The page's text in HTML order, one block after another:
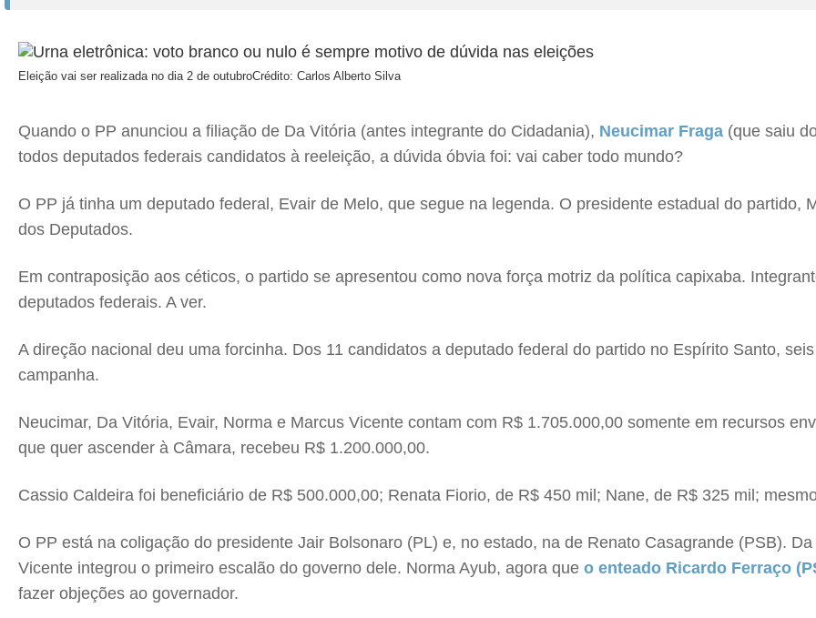
Eleição vai ser realizada no dia 2 de outubroCrédito: Carlos Alberto Silva
Quando o PP anunciou a filiação de Da Vitória (antes integrante do Cidadania), Neucimar Fraga (que saiu
todos deputados federais candidatos à reeleição, a dúvida óbvia foi: vai caber todo mundo?
O PP já tinha um deputado federal, Evair de Melo, que segue na legenda. O presidente estadual do partido,
dos Deputados.
Em contraposição aos céticos, o partido se apresentou como nova força motriz da política capixaba.
deputados federais. A ver.
A direção nacional deu uma forcinha. Dos 11 candidatos a deputado federal do partido no Espírito Santo,
campanha.
Neucimar, Da Vitória, Evair, Norma e Marcus Vicente contam com R$ 1.705.000,00 somente em recursos
que quer ascender à Câmara, recebeu R$ 1.200.000,00.
Cassio Caldeira foi beneficiário de R$ 500.000,00; Renata Fiorio, de R$ 450 mil; Nane, de R$ 325 mil;
O PP está na coligação do presidente Jair Bolsonaro (PL) e, no estado, na de Renato Casagrande (PSB).
Vicente integrou o primeiro escalão do governo dele. Norma Ayub, agora que o enteado Ricardo Ferraço
fazer objeções ao governador.